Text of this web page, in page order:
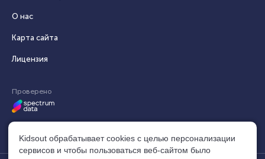
О нас
Карта сайта
Лицензия
Проверено
Kidsout обрабатывает cookies с целью персонализации
сервисов и чтобы пользоваться веб-сайтом было